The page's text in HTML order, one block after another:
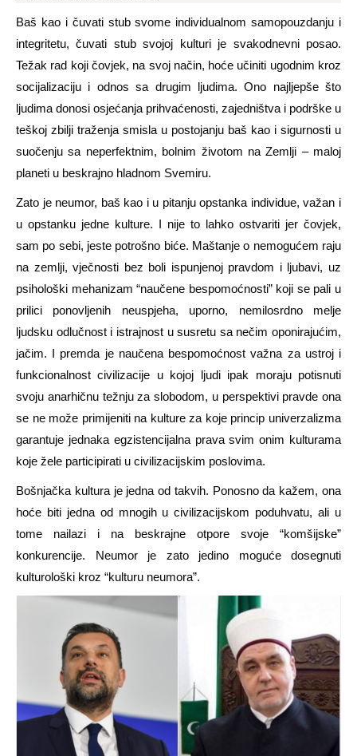
Baš kao i čuvati stub svome individualnom samopouzdanju i
integritetu, čuvati stub svojoj kulturi je svakodnevni posao.
Težak rad koji čovjek, na svoj način, hoće učiniti ugodnim kroz
socijalizaciju i odnos sa drugim ljudima. Ono najljepše što
ljudima donosi osjećanja prihvaćenosti, zajedništva i podrške u
teškoj zbilji traženja smisla u postojanju baš kao i sigurnosti u
suočenju sa neperfektnim, bolnim životom na Zemlji – maloj
planeti u beskrajno hladnom Svemiru.
Zato je neumor, baš kao i u pitanju opstanka individue, važan i
u opstanku jedne kulture. I nije to lahko ostvariti jer čovjek,
sam po sebi, jeste potrošno biće. Maštanje o nemogućem raju
na zemlji, vječnosti bez boli ispunjenoj pravdom i ljubavi, uz
psihološki mehanizam “naučene bespomoćnosti” koji se pali u
prilici ponovljenih neuspjeha, uporno, nemilosrdno melje
ljudsku odlučnost i istrajnost u susretu sa nečim oponirajućim,
jačim. I premda je naučena bespomoćnost važna za ustroj i
funkcionalnost civilizacije u kojoj ljudi ipak moraju potisnuti
svoju anarhičnu težnju za slobodom, u perspektivi pravde ona
se ne može primijeniti na kulture za koje princip univerzalizma
garantuje jednaka egzistencijalna prava svim onim kulturama
koje žele participirati u civilizacijskim poslovima.
Bošnjačka kultura je jedna od takvih. Ponosno da kažem, ona
hoće biti jedna od mnogih u civilizacijskom poduhvatu, ali u
tome nailazi i na beskrajne otpore svoje “komšijske”
konkurencije. Neumor je zato jedino moguće dosegnuti
kulturološki kroz “kulturu neumora”.